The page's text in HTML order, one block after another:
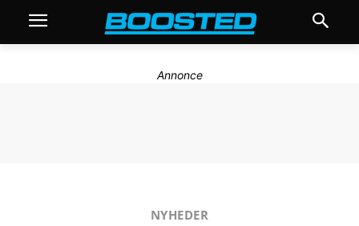
Annonce
NYHEDER